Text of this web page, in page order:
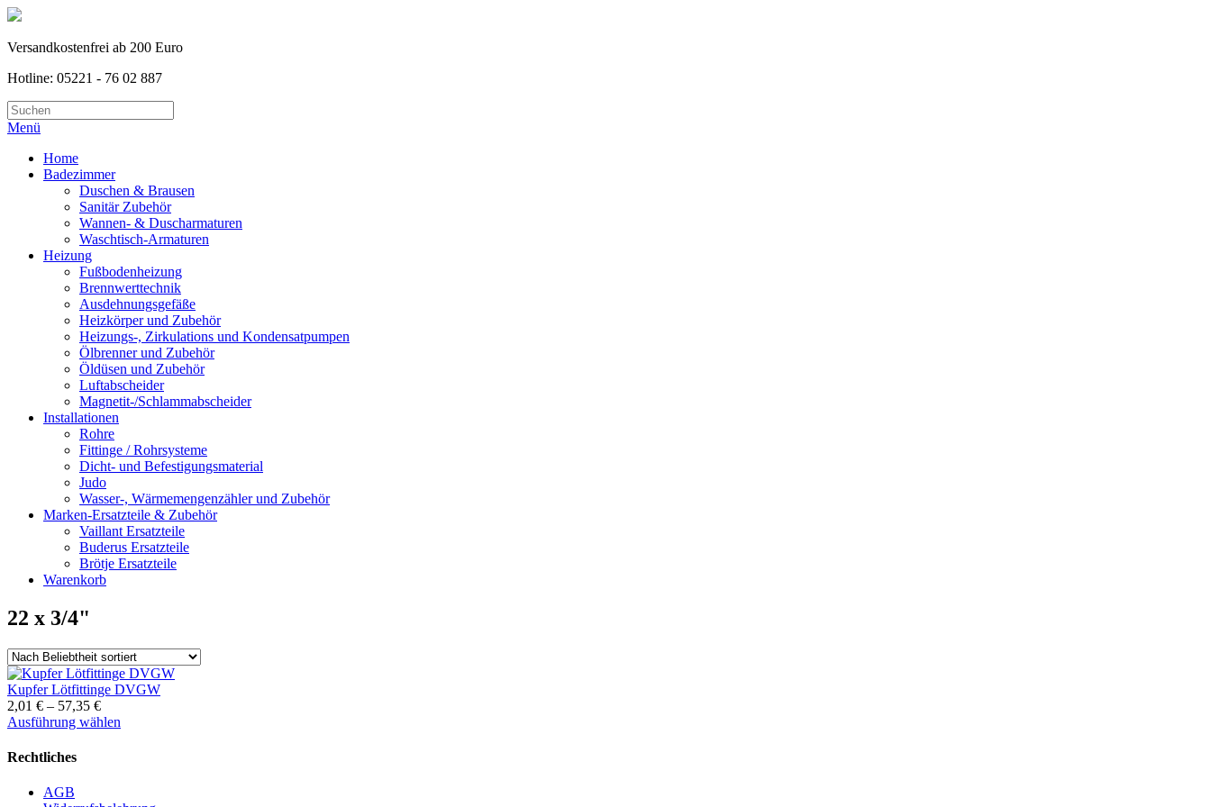
Versandkostenfrei ab 200 Euro
Hotline: 05221 - 76 02 887
Menü
Home
Badezimmer
Duschen & Brausen
Sanitär Zubehör
Wannen- & Duscharmaturen
Waschtisch-Armaturen
Heizung
Fußbodenheizung
Brennwerttechnik
Ausdehnungsgefäße
Heizkörper und Zubehör
Heizungs-, Zirkulations und Kondensatpumpen
Ölbrenner und Zubehör
Öldüsen und Zubehör
Luftabscheider
Magnetit-/Schlammabscheider
Installationen
Rohre
Fittinge / Rohrsysteme
Dicht- und Befestigungsmaterial
Judo
Wasser-, Wärmemengenzähler und Zubehör
Marken-Ersatzteile & Zubehör
Vaillant Ersatzteile
Buderus Ersatzteile
Brötje Ersatzteile
Warenkorb
22 x 3/4"
Kupfer Lötfittinge DVGW
2,01 € – 57,35 €
Ausführung wählen
auf.
Rechtliches
AGB